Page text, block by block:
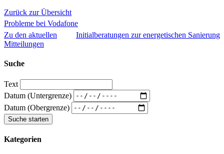
Zurück zur Übersicht
Probleme bei Vodafone
Initialberatungen zur energetischen Sanierung
Zu den aktuellen
Mitteilungen
Suche
Text
Datum (Untergrenze)
Datum (Obergrenze)
Kategorien